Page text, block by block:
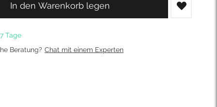
In den Warenkorb legen
Tage
Beratung? Chat mit einem Experten